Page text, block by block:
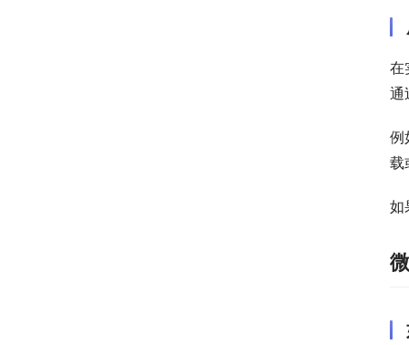
在
通
例
载
如